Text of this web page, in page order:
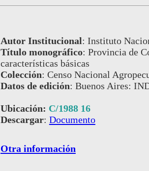
Autor Institucional: Instituto
Título monográfico: Provincia de
características básicas
Colección: Censo Nacional
Datos de edición: Buenos Aires:
Ubicación: C/1988 16
Descargar: Documento
Otra información